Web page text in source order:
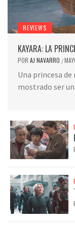
REVIEWS
KAYARA: LA
POR AJ NAVARRO /
Una princesa
mostrado ser